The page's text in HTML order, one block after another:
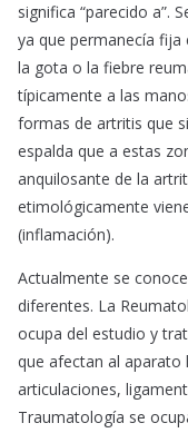
significa “parecido a”.
ya que permanecía fija
la gota o la fiebre
típicamente a las
formas de artritis que
espalda que a estas
anquilosante de la
etimológicamente
(inflamación).
Actualmente se
diferentes. La
ocupa del estudio y
que afectan al
articulaciones,
Traumatología se